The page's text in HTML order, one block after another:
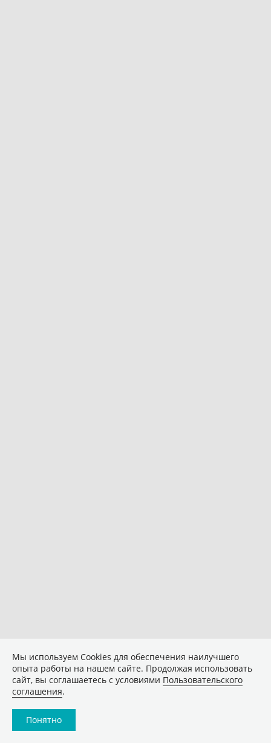
Мы используем Сookies для обеспечения наилучшего
опыта работы на нашем сайте. Продолжая использовать
сайт, вы соглашаетесь с условиями Пользовательского
соглашения.
Понятно